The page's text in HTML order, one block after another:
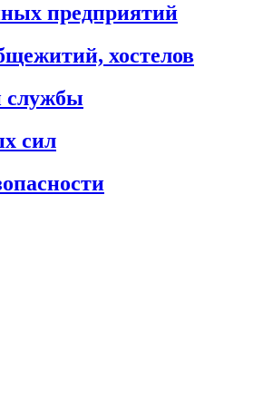
предприятий
хостелов
службы
сил